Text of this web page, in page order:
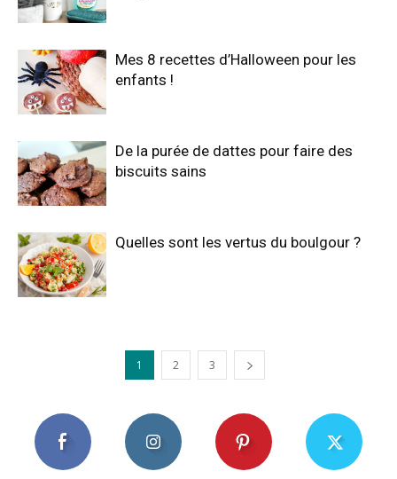
Mes 8 recettes d’Halloween pour les
enfants !
De la purée de dattes pour faire des
biscuits sains
Quelles sont les vertus du boulgour ?
1 2 3